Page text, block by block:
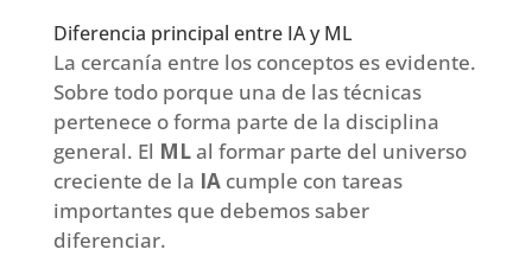
Diferencia principal entre IA y ML
La cercanía entre los conceptos es evidente.
Sobre todo porque una de las técnicas
pertenece o forma parte de la disciplina
general. El MLal formar parte del universo
creciente de la IA cumple con tareas
importantes que debemos saber
diferenciar.